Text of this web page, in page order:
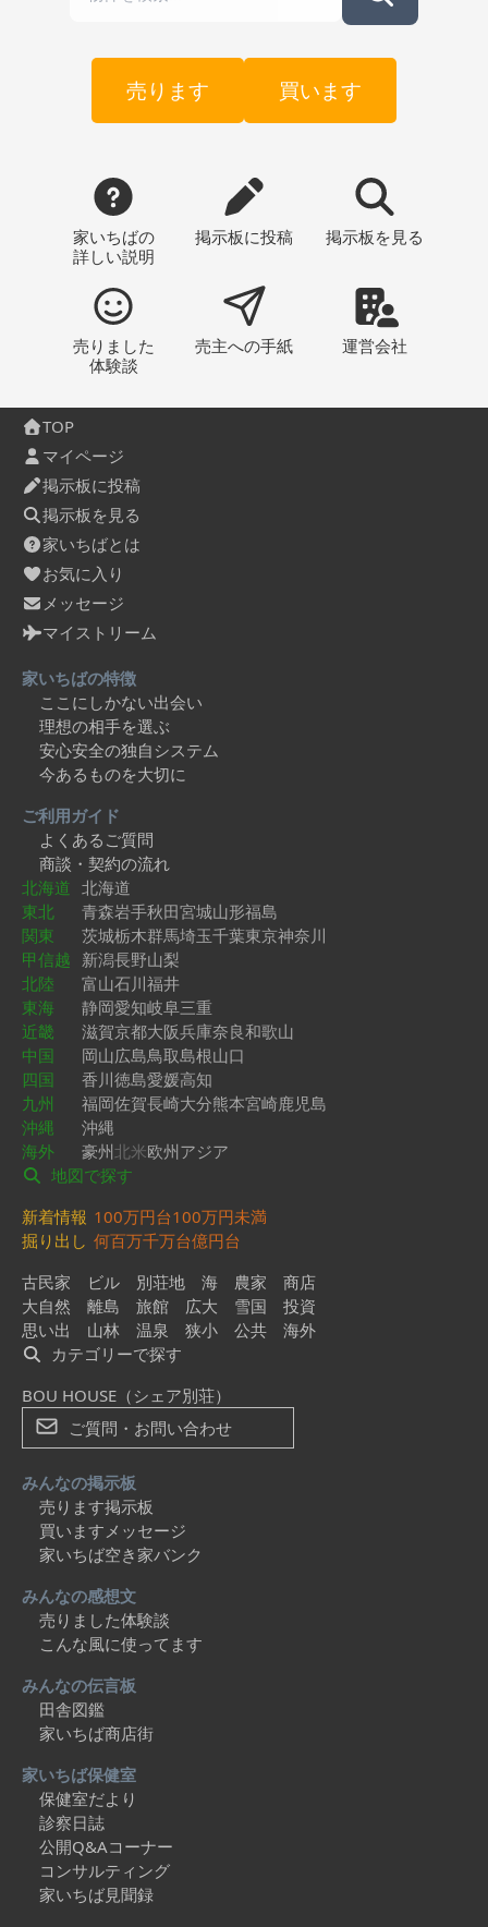
売ります 買います
家いちばの
詳しい説明
掲示板に投稿 掲示板 を見る
売りました
体験談
売主への手紙 運営会社
TOP
マイページ
掲示板に投稿
掲示板を見る
家いちばとは
お気に入り
メッセージ
マイストリーム
家いちばの特徴
ここにしかない出会い
理想の相手を選ぶ
安心安全の独自システム
今あるものを大切に
ご利用ガイド
よくあるご質問
商談・契約の流れ
北海道 北海道
東北
青森岩手秋田宮城山形福島
関東
茨城栃木群馬埼玉千葉東京神奈川
甲信越 新潟長野山梨
北陸
富山石川福井
東海
静岡愛知岐阜三重
近畿
滋賀京都大阪兵庫奈良和歌山
中国
岡山広島鳥取島根山口
四国
香川徳島愛媛高知
九州
福岡佐賀長崎大分熊本宮崎鹿児島
沖縄
沖縄
海外
豪州北米欧州アジア
地図で探す
新着情報 100万円台100万円未満
掘り出し 何百万千万台億円台
古民家
ビル 別荘地 海 農家
商店
大自然
離島 旅館 広大 雪国
投資
思い出
山林 温泉 狭小 公共
海外
カテゴリーで探す
BOU HOUSE（シェア別荘）
ご質問・お問い合わせ
みんなの掲示板
売ります掲示板
買いますメッセージ
家いちば空き家バンク
みんなの感想文
売りました体験談
こんな風に使ってます
みんなの伝言板
田舎図鑑
家いちば商店街
家いちば保健室
保健室だより
診察日誌
公開Q&Aコーナー
コンサルティング
家いちば見聞録